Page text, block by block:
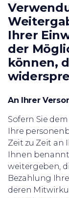
Ihrer
der
können,
An Ihrer
Sofern Sie
Ihre
Zeit zu Zeit an
Ihnen
weitergeben,
Bezahlung
deren